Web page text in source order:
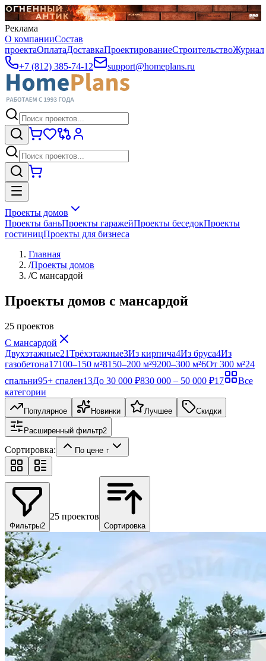
Реклама
О компанииСостав
проектаОплатаДоставкаПроектированиеСтроительствоЖурнал
+7 (812) 385-74-12
support@homeplans.ru
Проекты домов
Проекты баньПроекты гаражейПроекты беседокПроекты
гостиницПроекты для бизнеса
Главная
/Проекты домов
/С мансардой
Проекты домов с мансардой
25 проектов
С мансардой
Двухэтажные21Трёхэтажные3Из кирпича4Из бруса4Из
газобетона17100–150 м²8150–200 м²9200–300 м²6От 300 м²24
спальни95+ спален13До 30 000 ₽830 000 – 50 000 ₽17
Все
категории
Популярное Новинки Лучшее Скидки
Расширенный фильтр2
Сортировка: По цене ↑
Фильтры2
25 проектов
Сортировка